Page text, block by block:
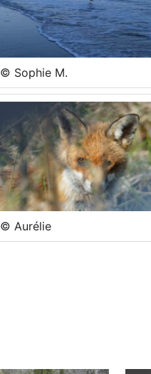
© Sophie M.
© Aurélie